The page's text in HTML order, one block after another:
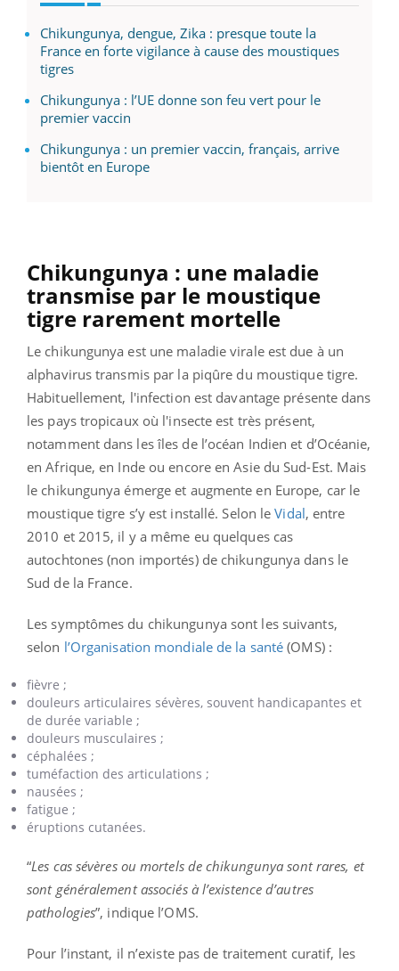
Chikungunya, dengue, Zika : presque toute la
France en forte vigilance à cause des moustiques
tigres
Chikungunya : l’UE donne son feu vert pour le
premier vaccin
Chikungunya : un premier vaccin, français, arrive
bientôt en Europe
Chikungunya : une maladie
transmise par le moustique
tigre rarement mortelle
Le chikungunya est une maladie virale est due à un
alphavirus transmis par la piqûre du moustique tigre.
Habituellement, l'infection est davantage présente dans
les pays tropicaux où l'insecte est très présent,
notamment dans les îles de l’océan Indien et d’Océanie,
en Afrique, en Inde ou encore en Asie du Sud-Est. Mais
le chikungunya émerge et augmente en Europe, car le
moustique tigre s’y est installé. Selon leVidal, entre
2010 et 2015, il y a même eu quelques cas
autochtones (non importés) de chikungunya dans le
Sud de la France.
Les symptômes du chikungunya sont les suivants,
selon l’Organisation mondiale de la santé(OMS) :
fièvre ;
douleurs articulaires sévères, souvent handicapantes et
de durée variable ;
douleurs musculaires ;
céphalées ;
tuméfaction des articulations ;
nausées ;
fatigue ;
éruptions cutanées.
“Les cas sévères ou mortels de chikungunya sont rares, et
sont généralement associés à l’existence d’autres
pathologies”, indique l’OMS.
Pour l’instant, il n’existe pas de traitement curatif, les